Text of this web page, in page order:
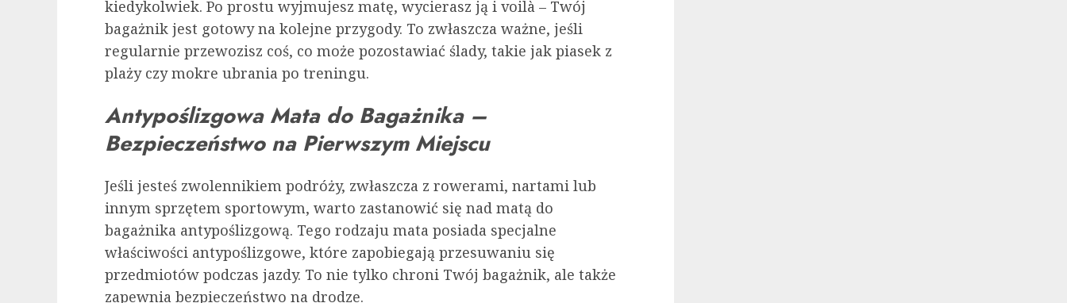
kiedykolwiek. Po prostu wyjmujesz matę, wycierasz ją i voilà – Twój
bagażnik jest gotowy na kolejne przygody. To zwłaszcza ważne, jeśli
regularnie przewozisz coś, co może pozostawiać ślady, takie jak piasek z
plaży czy mokre ubrania po treningu.
Antypoślizgowa Mata do Bagażnika –
Bezpieczeństwo na Pierwszym Miejscu
Jeśli jesteś zwolennikiem podróży, zwłaszcza z rowerami, nartami lub
innym sprzętem sportowym, warto zastanowić się nad matą do
bagażnika antypoślizgową. Tego rodzaju mata posiada specjalne
właściwości antypoślizgowe, które zapobiegają przesuwaniu się
przedmiotów podczas jazdy. To nie tylko chroni Twój bagażnik, ale także
zapewnia bezpieczeństwo na drodze.